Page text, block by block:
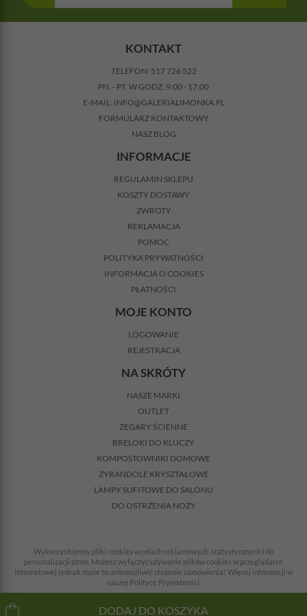
DODAJ DO KOSZYKA
KONTAKT
TELEFON: 517 726 522
PN. - PT. W GODZ. 9:00 - 17:00
E-MAIL: INFO@GALERIALIMONKA.PL
FORMULARZ KONTAKTOWY
NASZ BLOG
INFORMACJE
REGULAMIN SKLEPU
KOSZTY DOSTAWY
ZWROTY
REKLAMACJA
POMOC
POLITYKA PRYWATNOŚCI
INFORMACJA O COOKIES
PŁATNOŚCI
MOJE KONTO
LOGOWANIE
REJESTRACJA
NA SKRÓTY
NASZE MARKI
OUTLET
ZEGARY ŚCIENNE
BRELOKI DO KLUCZY
KOMPOSTOWNIKI DOMOWE
ŻYRANDOLE KRYSZTAŁOWE
LAMPY SUFITOWE DO SALONU
DO OSTRZENIA NOŻY
Wykorzystujemy pliki cookies w celach reklamowych, statystycznych i do
personalizacji stron. Możesz wyłączyć używanie plików cookies w przeglądarce
internetowej jednak może to uniemożliwić złożenie zamówienia! Więcej informacji w
naszej Polityce Prywatności.